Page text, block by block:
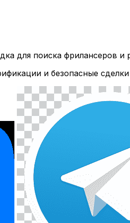
для поиска фрилансеров
и безопасные